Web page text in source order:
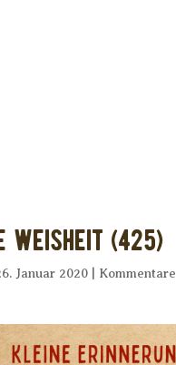
Weisheit (425)
Januar 2020| Kommentare